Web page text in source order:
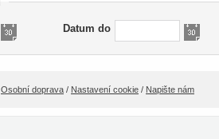
Datum do
Osobní doprava / Nastavení cookie / Napište nám